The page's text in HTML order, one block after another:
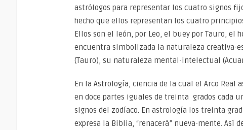
astrólogos para representar los cuatro signos
hecho que ellos representan los cuatro
Ellos son el león, por Leo, el buey por Tauro, el
encuentra simbolizada la naturaleza creativa-
(Tauro), su naturaleza mental-intelectual
En la Astrología, ciencia de la cual el Arco
en doce partes iguales de treinta grados cada
signos del zodíaco. En astrología los treinta
expresa la Biblia, “renacerá” nueva-mente.